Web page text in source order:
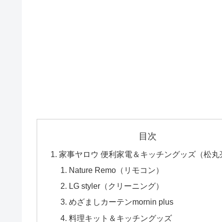
目次
家事ヤロウ 便利家電＆キッチングッズ（松丸
Nature Remo（リモコン）
LG styler（クリーニング）
めざましカーテンmornin plus
料理キット＆キッチングッズ